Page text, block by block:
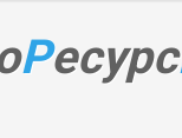
Ресурс